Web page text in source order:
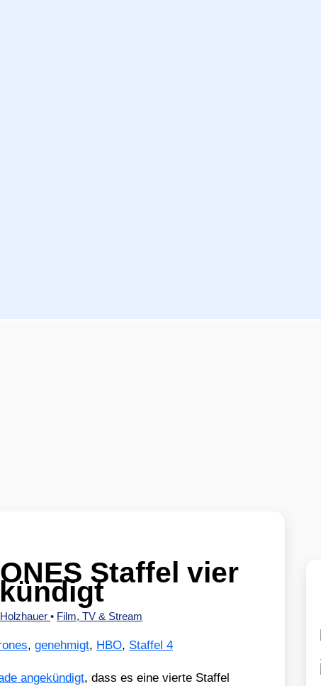
Staffel vier
• Film, TV & Stream
,genehmigt, HBO, Staffel 4
ange­kün­digt, dass es eine vier­te Staf­fel